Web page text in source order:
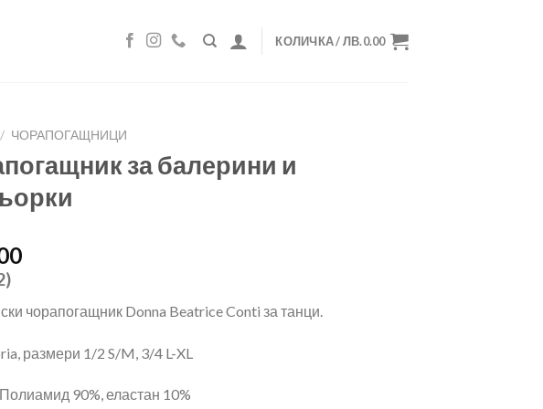
КОЛИЧКА /ЛВ.0.00
/ ЧОРАПОГАЩНИЦИ
за балерини и
чорапогащник Donna Beatrice Conti за танци.
размери 1/2 S/M, 3/4 L-XL
90%, еластан 10%